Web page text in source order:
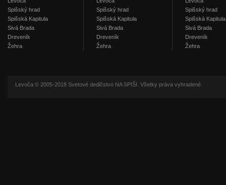
Spišský hrad
Spišská Kapitula
Sivá Brada
Dreveník
Žehra
Spišský hrad
Spišská Kapitula
Sivá Brada
Dreveník
Žehra
Spišský hrad
Spišská Kapitula
Sivá Brada
Dreveník
Žehra
Levoča © 2005-2018 Svetové dedičstvo NA SPIŠI. Všetky práva vyhradené.